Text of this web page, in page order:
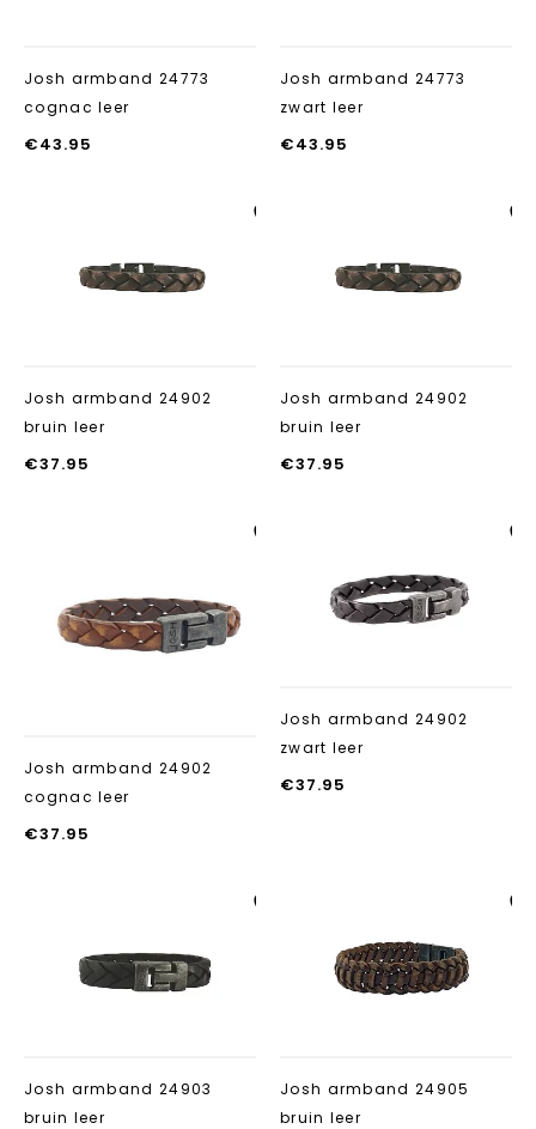
Josh armband 24773
cognac leer
€43.95
Josh armband 24773
zwart leer
€43.95
Josh armband 24902
bruin leer
€37.95
Josh armband 24902
bruin leer
€37.95
Josh armband 24902
cognac leer
€37.95
Josh armband 24902
zwart leer
€37.95
Josh armband 24903
bruin leer
Josh armband 24905
bruin leer